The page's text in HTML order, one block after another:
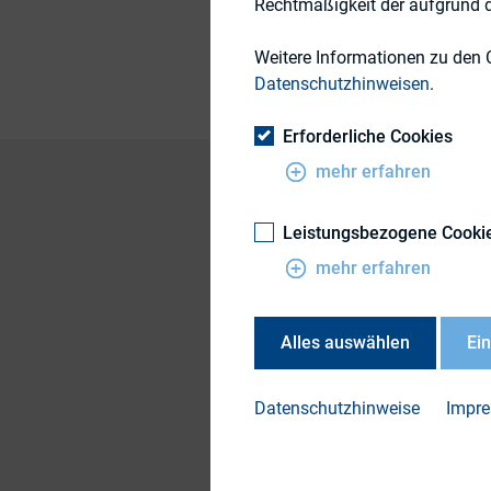
Sonderthema
Kommunikation
GfK halbjährlich
Abschwächung
Rechtmäßigkeit der aufgrund
Weitere Informationen zu den
Datenschutzhinweisen.
Erforderliche Cookies
mehr erfahren
Leistungsbezogene
mehr erfahren
Alles auswählen
Datenschutzhinweise